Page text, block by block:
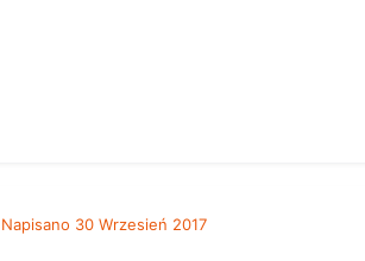
Napisano 30 Wrzesień 2017